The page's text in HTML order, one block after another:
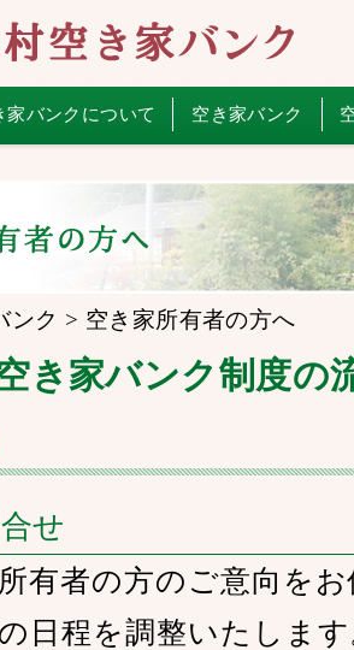
家バンクについて 空き家バンク
ンク > 空き家所有者の方へ
き家バンク制度の
せ
有者の方のご意向を
日程を調整いたしま